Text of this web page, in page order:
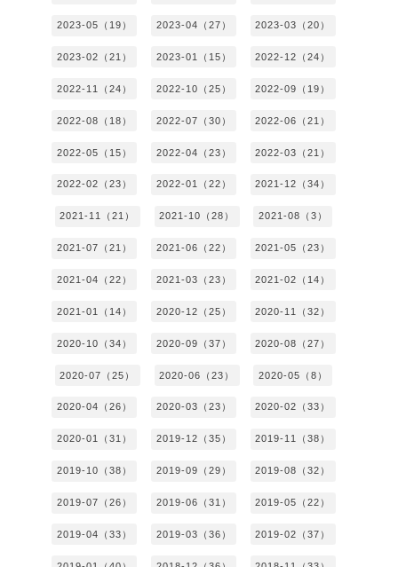
2023-05（19） 2023-04（27） 2023-03（20）
2023-02（21） 2023-01（15） 2022-12（24）
2022-11（24） 2022-10（25） 2022-09（19）
2022-08（18） 2022-07（30） 2022-06（21）
2022-05（15） 2022-04（23） 2022-03（21）
2022-02（23） 2022-01（22） 2021-12（34）
2021-11（21） 2021-10（28） 2021-08（3）
2021-07（21） 2021-06（22） 2021-05（23）
2021-04（22） 2021-03（23） 2021-02（14）
2021-01（14） 2020-12（25） 2020-11（32）
2020-10（34） 2020-09（37） 2020-08（27）
2020-07（25） 2020-06（23） 2020-05（8）
2020-04（26） 2020-03（23） 2020-02（33）
2020-01（31） 2019-12（35） 2019-11（38）
2019-10（38） 2019-09（29） 2019-08（32）
2019-07（26） 2019-06（31） 2019-05（22）
2019-04（33） 2019-03（36） 2019-02（37）